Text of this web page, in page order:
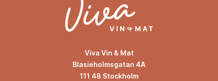
Viva Vin & Mat
Blasieholmsgatan 4A
111 48 Stockholm